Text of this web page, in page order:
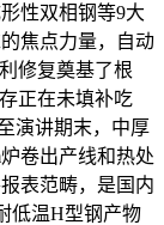
性双相钢等9大
焦点力量，自动
修复奠基了根
正在未填补吃
演讲期末，中厚
卷出产线和热处
表范畴，是国内
低温H型钢产物